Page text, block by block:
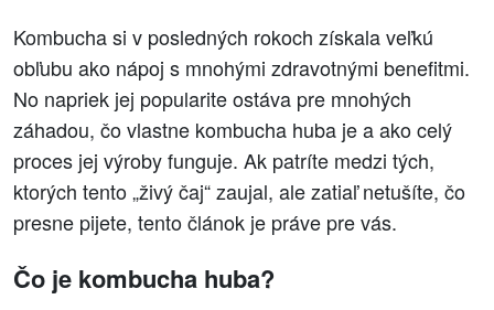
Kombucha si v posledných rokoch získala veľkú
obľubu ako nápoj s mnohými zdravotnými benefitmi.
No napriek jej popularite ostáva pre mnohých
záhadou, čo vlastne kombucha huba je a ako celý
proces jej výroby funguje. Ak patríte medzi tých,
ktorých tento „živý čaj“ zaujal, ale zatiaľ netušíte, čo
presne pijete, tento článok je práve pre vás.
Čo je kombucha huba?